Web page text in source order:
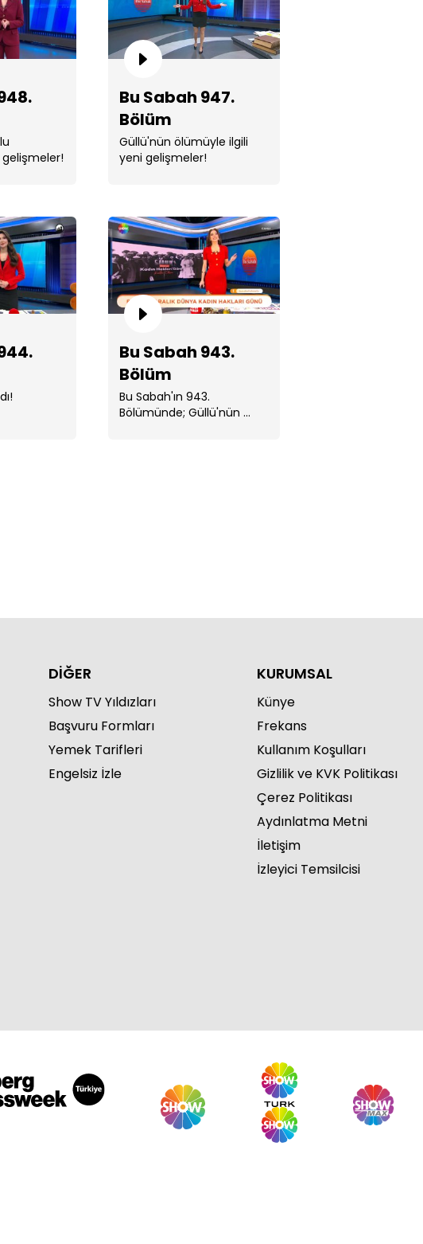
Bu Sabah 947. Bölüm
Bu Sabah 946. Bölüm
Bu Sabah 944. Bölüm
Bu Sabah 942. Bölüm
Bu Sabah 947.
Bölüm
Güllü'nün ölümüyle ilgili
yeni gelişmeler!
Bu Sabah 943.
Bölüm
Bu Sabah'ın 943.
Bölümünde; Güllü'nün ...
DİĞER
Show TV Yıldızları
Başvuru Formları
Yemek Tarifleri
Engelsiz İzle
KURUMSAL
Künye
Frekans
Kullanım Koşulları
Gizlilik ve KVK Politikası
Çerez Politikası
Aydınlatma Metni
İletişim
İzleyici Temsilcisi